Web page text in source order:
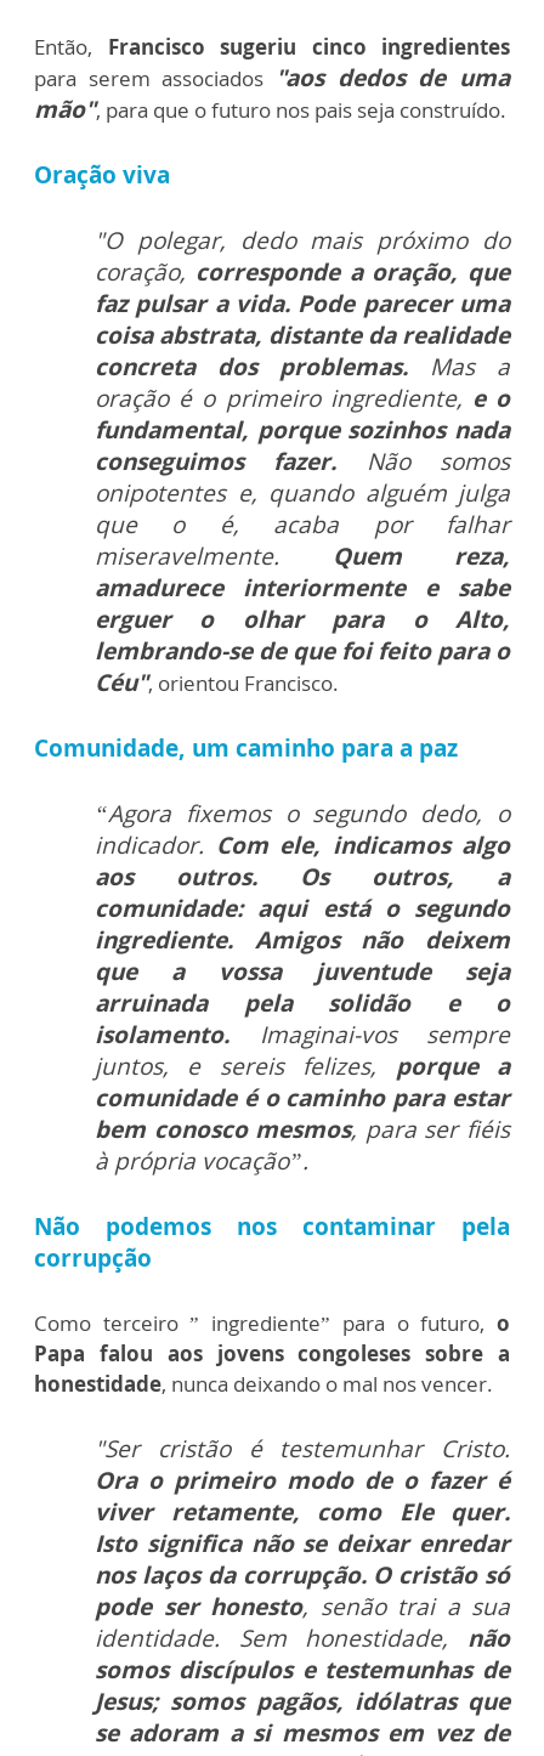
Então, Francisco sugeriu cinco ingredientes
para serem associados
"aos dedos de uma
mão", para que o futuro nos pais seja construído.
Oração viva
"O polegar, dedo mais próximo do
coração, corresponde a oração, que
faz pulsar a vida. Pode parecer uma
coisa abstrata, distante da realidade
concreta dos problemas. Mas a
oração é o primeiro ingrediente, e o
fundamental, porque sozinhos nada
conseguimos fazer. Não somos
onipotentes e, quando alguém julga
que o é, acaba por falhar
miseravelmente. Quem reza,
amadurece interiormente e sabe
erguer o olhar para o Alto,
lembrando-se de que foi feito para o
Céu", orientou Francisco.
Comunidade, um caminho para a paz
“Agora fixemos o segundo dedo, o
indicador. Com ele, indicamos algo
aos outros. Os outros, a
comunidade: aqui está o segundo
ingrediente. Amigos não deixem
que a vossa juventude seja
arruinada pela solidão e o
isolamento. Imaginai-vos sempre
juntos, e sereis felizes, porque a
comunidade é o caminho para estar
bem conosco mesmos, para ser fiéis
à própria vocação”.
Não podemos nos contaminar pela
corrupção
Como terceiro ” ingrediente” para o futuro, o
Papa falou aos jovens congoleses sobre a
honestidade, nunca deixando o mal nos vencer.
"Ser cristão é testemunhar Cristo.
Ora o primeiro modo de o fazer é
viver retamente, como Ele quer.
Isto significa não se deixar enredar
nos laços da corrupção. O cristão só
pode ser honesto, senão trai a sua
identidade. Sem honestidade, não
somos discípulos e testemunhas de
Jesus; somos pagãos, idólatras que
se adoram a si mesmos em vez de